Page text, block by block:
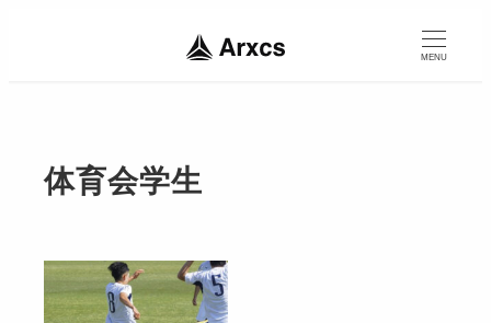
MENU
体育会学生